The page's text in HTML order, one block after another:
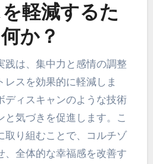
軽減するた
か？
践は、集中力と感情の調整
レスを効果的に軽減しま
ディスキャンのような技術
と気づきを促進します。こ
取り組むことで、コルチゾ
、全体的な幸福感を改善す